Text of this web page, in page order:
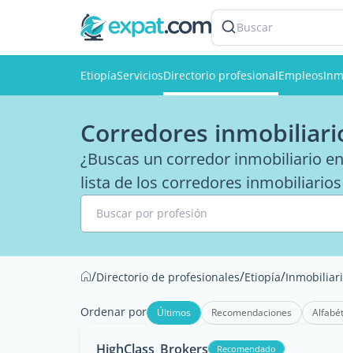
Buscar
EtiopíaServiciosDirectorio profesionalEmpleos
Corredores
¿Buscas un corredor inmobiliario
lista de los corredores
Buscar por profesión
/Directorio de profesionales/Etiopía/
Ordenar por Últimos Recomendaciones
HighClass_Brokers Recomendado